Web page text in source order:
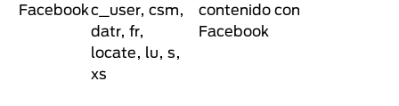
Facebookc_user, csm,
datr, fr,
locate, lu, s,
xs
contenido con
Facebook